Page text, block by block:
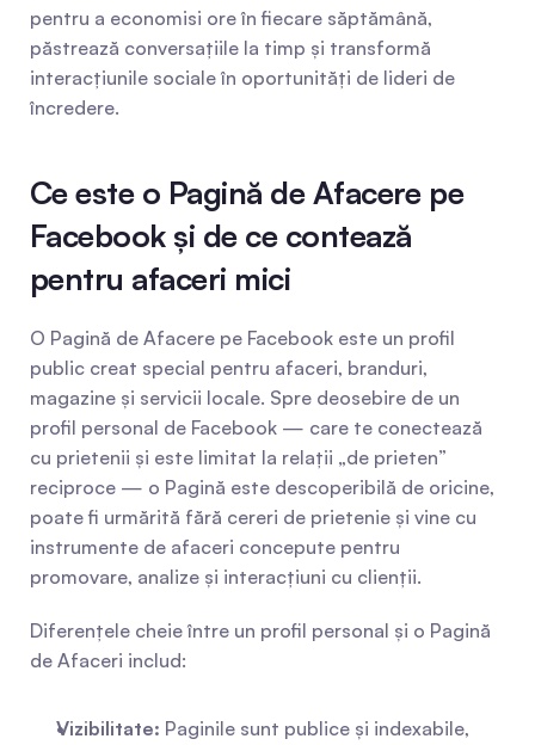
pentru a economisi ore în fiecare săptămână,
păstrează conversațiile la timp și transformă
interacțiunile sociale în oportunități de lideri de
încredere.
Ce este o Pagină de Afacere pe
Facebook și de ce contează
pentru afaceri mici
O Pagină de Afacere pe Facebook este un profil
public creat special pentru afaceri, branduri,
magazine și servicii locale. Spre deosebire de un
profil personal de Facebook — care te conectează
cu prietenii și este limitat la relații „de prieten”
reciproce — o Pagină este descoperibilă de oricine,
poate fi urmărită fără cereri de prietenie și vine cu
instrumente de afaceri concepute pentru
promovare, analize și interacțiuni cu clienții.
Diferențele cheie între un profil personal și o Pagină
de Afaceri includ:
Vizibilitate: Paginile sunt publice și indexabile,